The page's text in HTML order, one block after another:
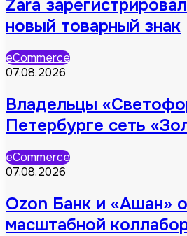
Zara
новый товарный знак
eCommerce
07.08.2026
Владельцы
Петербурге сеть
eCommerce
07.08.2026
Ozon Банк и «Ашан»
масштабной